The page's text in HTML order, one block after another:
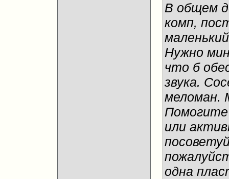
В общем
комп,
Нужно
что б
звука.
меломан.
или
одна